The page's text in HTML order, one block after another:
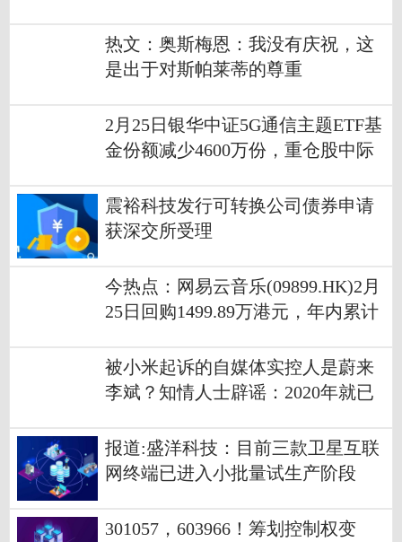
热文：奥斯梅恩：我没有庆祝，这
是出于对斯帕莱蒂的尊重
2月25日银华中证5G通信主题ETF基
金份额减少4600万份，重仓股中际
震裕科技发行可转换公司债券申请
获深交所受理
今热点：网易云音乐(09899.HK)2月
25日回购1499.89万港元，年内累计
被小米起诉的自媒体实控人是蔚来
李斌？知情人士辟谣：2020年就已
报道:盛洋科技：目前三款卫星互联
网终端已进入小批量试生产阶段
301057，603966！筹划控制权变